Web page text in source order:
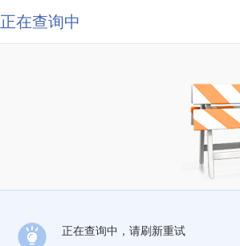
正在查询中
正在查询中，请刷新重试